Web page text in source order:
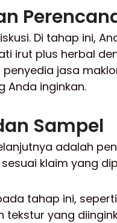
Di tahap ini,
irut plus herbal
jasa
Anda inginkan.
Sampel
adalah
klaim yang
tahap ini,
tekstur yang